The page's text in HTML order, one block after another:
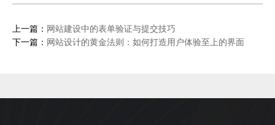
上一篇： 网站建设中的表单验证与提交技巧
下一篇： 网站设计的黄金法则：如何打造用户体验至上的界面